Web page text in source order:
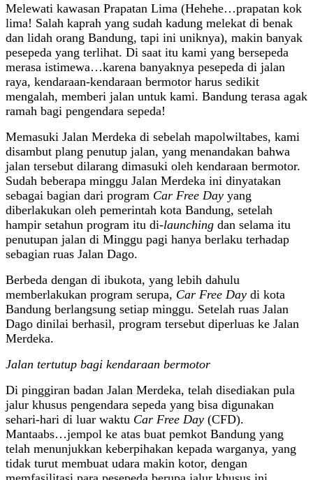
Melewati kawasan Prapatan Lima (Hehehe…prapatan kok
lima! Salah kaprah yang sudah kadung melekat di benak
dan lidah orang Bandung, tapi ini uniknya), makin banyak
pesepeda yang terlihat. Di saat itu kami yang bersepeda
merasa istimewa…karena banyaknya pesepeda di jalan
raya, kendaraan-kendaraan bermotor harus sedikit
mengalah, memberi jalan untuk kami. Bandung terasa agak
ramah bagi pengendara sepeda!
Memasuki Jalan Merdeka di sebelah mapolwiltabes, kami
disambut plang penutup jalan, yang menandakan bahwa
jalan tersebut dilarang dimasuki oleh kendaraan bermotor.
Sudah beberapa minggu Jalan Merdeka ini dinyatakan
sebagai bagian dari program Car Free Day yang
diberlakukan oleh pemerintah kota Bandung, setelah
hampir setahun program itu di-launching dan selama itu
penutupan jalan di Minggu pagi hanya berlaku terhadap
sebagian ruas Jalan Dago.
Berbeda dengan di ibukota, yang lebih dahulu
memberlakukan program serupa, Car Free Day di kota
Bandung berlangsung setiap minggu. Setelah ruas Jalan
Dago dinilai berhasil, program tersebut diperluas ke Jalan
Merdeka.
Jalan tertutup bagi kendaraan bermotor
Di pinggiran badan Jalan Merdeka, telah disediakan pula
jalur khusus pengendara sepeda yang bisa digunakan
sehari-hari di luar waktu Car Free Day (CFD).
Mantaabs…jempol ke atas buat pemkot Bandung yang
telah menunjukkan keberpihakan kepada warganya, yang
tidak turut membuat udara makin kotor, dengan